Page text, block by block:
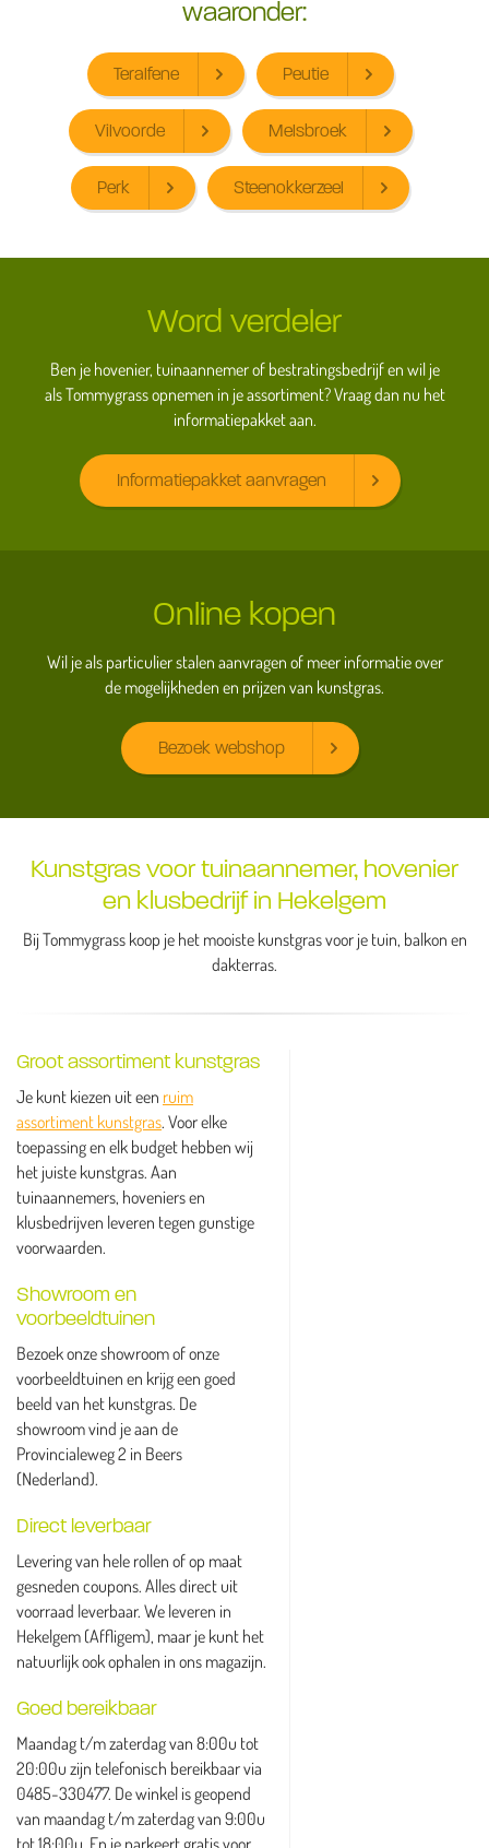
waaronder:
Teralfene Peutie
Vilvoorde Melsbroek
Perk Steenokkerzeel
Word verdeler
Ben je hovenier, tuinaannemer of bestratingsbedrijf en wil je
als Tommygrass opnemen in je assortiment? Vraag dan nu het
informatiepakket aan.
Informatiepakket aanvragen
Online kopen
Wil je als particulier stalen aanvragen of meer informatie over
de mogelijkheden en prijzen van kunstgras.
Bezoek webshop
Kunstgras voor tuinaannemer, hovenier
en klusbedrijf in Hekelgem
Bij Tommygrass koop je het mooiste kunstgras voor je tuin, balkon en
dakterras.
Groot assortiment kunstgras
Je kunt kiezen uit een ruim
assortiment kunstgras. Voor elke
toepassing en elk budget hebben wij
het juiste kunstgras. Aan
tuinaannemers, hoveniers en
klusbedrijven leveren tegen gunstige
voorwaarden.
Showroom en
voorbeeldtuinen
Bezoek onze showroom of onze
voorbeeldtuinen en krijg een goed
beeld van het kunstgras. De
showroom vind je aan de
Provincialeweg 2 in Beers
(Nederland).
Direct leverbaar
Levering van hele rollen of op maat
gesneden coupons. Alles direct uit
voorraad leverbaar. We leveren in
Hekelgem (Affligem), maar je kunt het
natuurlijk ook ophalen in ons magazijn.
Goed bereikbaar
Maandag t/m zaterdag van 8:00u tot
20:00u zijn telefonisch bereikbaar via
0485-330477. De winkel is geopend
van maandag t/m zaterdag van 9:00u